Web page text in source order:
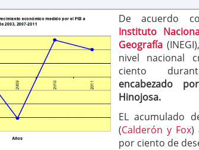
el sueldo bruto a neto en México?
la reforma de reducción de jornada
de control de asistencia
julio 17, 2025
encontrar un seguro de auto económico? abril 9,
el año la economía mexicana; predicciones
29, 2024
De acuerdo
Instituto
Geografía
nivel nacional
ciento
encabezado
Hinojosa.
EL acumulado
(Calderón y Fox)
por ciento de